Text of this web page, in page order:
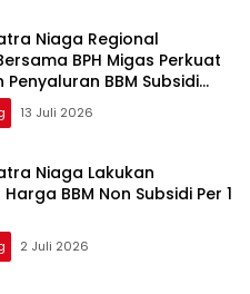
Niaga Regional
BPH Migas Perkuat
BBM Subsidi
Aplikasi XSTAR
13 Juli 2026
Niaga Lakukan
BBM Non Subsidi Per 1
2 Juli 2026